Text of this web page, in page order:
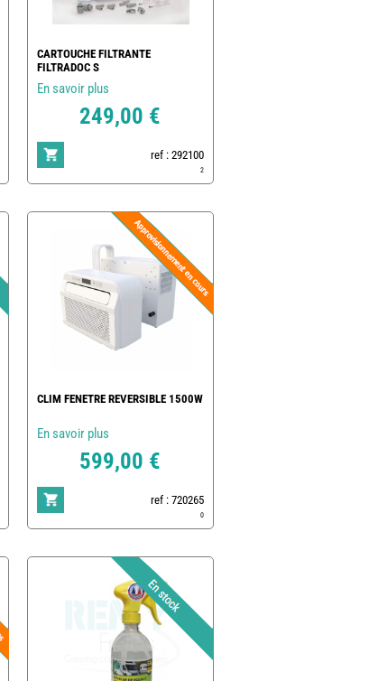
CARTOUCHE FILTRANTE
FILTRADOC S
En savoir plus
249,00 €
ref : 292100
2
CLIM FENETRE REVERSIBLE 1500W
En savoir plus
599,00 €
ref : 720265
0